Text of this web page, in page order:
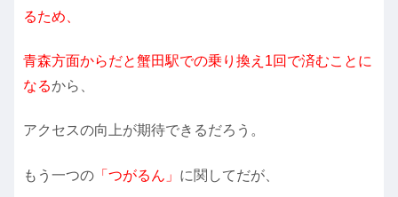
るため、
青森方面からだと蟹田駅での乗り換え1回で済むことに
なるから、
アクセスの向上が期待できるだろう。
もう一つの 「つがるん」 に関してだが、